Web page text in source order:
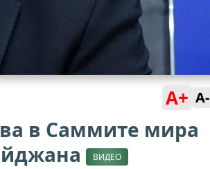
A+ A-
в Саммите мира
ВИДЕО